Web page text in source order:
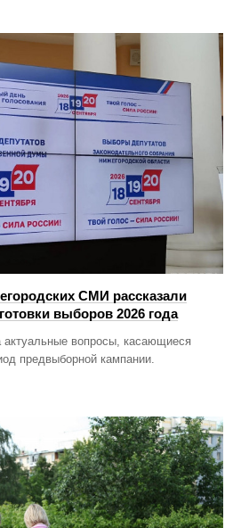
СМИ рассказали
выборов 2026 года
актуальные вопросы, касающиеся
предвыборной кампании.